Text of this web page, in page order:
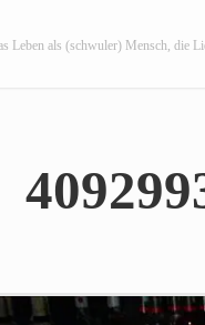
Leben als (schwuler) Mensch, die